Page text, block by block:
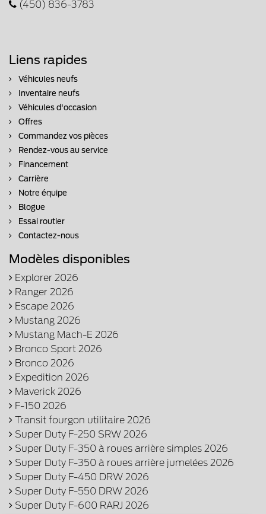
(450) 836-3783
Liens rapides
Véhicules neufs
Inventaire neufs
Véhicules d'occasion
Offres
Commandez vos pièces
Rendez-vous au service
Financement
Carrière
Notre équipe
Blogue
Essai routier
Contactez-nous
Modèles disponibles
Explorer 2026
Ranger 2026
Escape 2026
Mustang 2026
Mustang Mach-E 2026
Bronco Sport 2026
Bronco 2026
Expedition 2026
Maverick 2026
F-150 2026
Transit fourgon utilitaire 2026
Super Duty F-250 SRW 2026
Super Duty F-350 à roues arrière simples 2026
Super Duty F-350 à roues arrière jumelées 2026
Super Duty F-450 DRW 2026
Super Duty F-550 DRW 2026
Super Duty F-600 RARJ 2026